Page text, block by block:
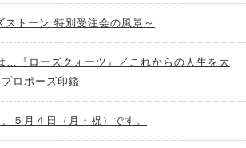
ストーン 特別受注会の風景～
…『ローズクォーツ』／これからの人生を大
ロポーズ印鑑
５月４日（月・祝）です。